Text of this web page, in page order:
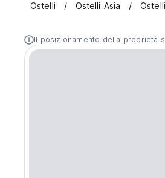
Ostelli Ostelli Asia
Il posizionamento della proprietà